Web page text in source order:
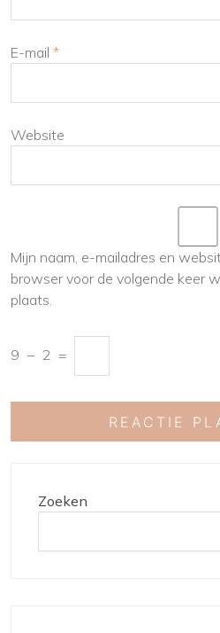
E-mail *
Website
Mijn naam, e-mailadres en
browser voor de volgende keer
plaats.
9 − 2 =
Zoeken